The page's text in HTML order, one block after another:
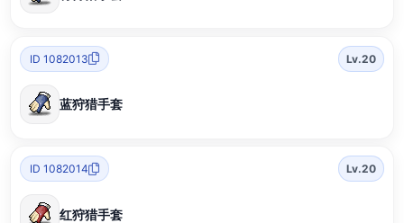
ID 1082013 Lv.20
蓝狩猎手套
ID 1082014 Lv.20
红狩猎手套